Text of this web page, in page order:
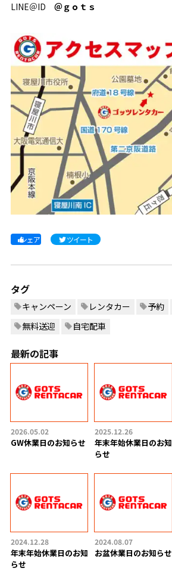
LINE＠ID ＠ｇｏｔｓ
シェア ツイート
タグ
キャンペーン レンタカー 予約
無料送迎
自宅配車
最新の記事
2026.05.02
GW休業日のお知らせ
2025.12.26
年末年始休業日のお知
らせ
2024.12.28
年末年始休業日のお知
らせ
2024.08.07
お盆休業日のお知らせ